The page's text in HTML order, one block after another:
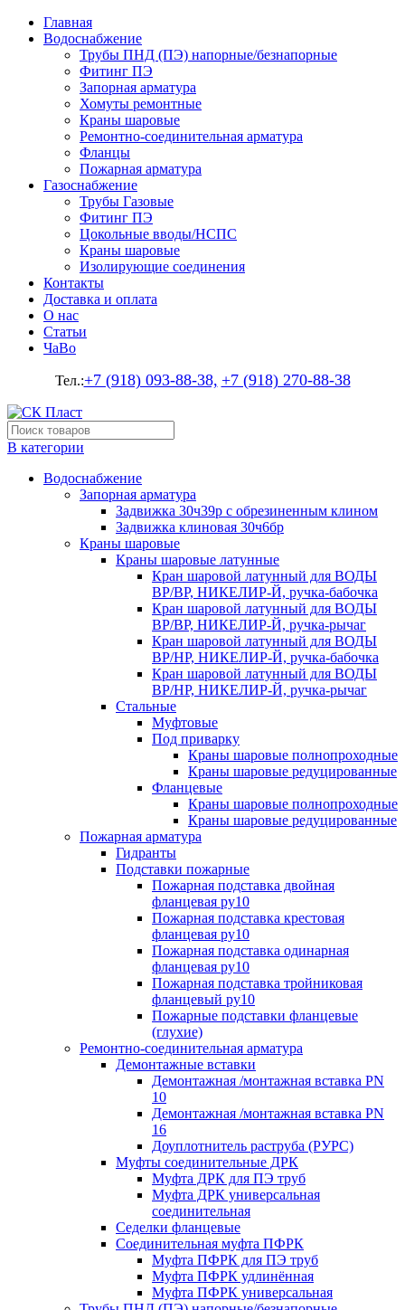
Главная
Водоснабжение
Трубы ПНД (ПЭ) напорные/безнапорные
Фитинг ПЭ
Запорная арматура
Хомуты ремонтные
Краны шаровые
Ремонтно-соединительная арматура
Фланцы
Пожарная арматура
Газоснабжение
Трубы Газовые
Фитинг ПЭ
Цокольные вводы/НСПС
Краны шаровые
Изолирующие соединения
Контакты
Доставка и оплата
О нас
Статьи
ЧаВо
Тел.:+7 (918) 093-88-38, +7 (918) 270-88-38
В категории
Водоснабжение
Запорная арматура
Задвижка 30ч39р с обрезиненным клином
Задвижка клиновая 30ч6бр
Краны шаровые
Краны шаровые латунные
Кран шаровой латунный для ВОДЫ
ВР/ВР, НИКЕЛИР-Й, ручка-бабочка
Кран шаровой латунный для ВОДЫ
ВР/ВР, НИКЕЛИР-Й, ручка-рычаг
Кран шаровой латунный для ВОДЫ
ВР/НР, НИКЕЛИР-Й, ручка-бабочка
Кран шаровой латунный для ВОДЫ
ВР/НР, НИКЕЛИР-Й, ручка-рычаг
Стальные
Муфтовые
Под приварку
Краны шаровые полнопроходные
Краны шаровые редуцированные
Фланцевые
Краны шаровые полнопроходные
Краны шаровые редуцированные
Пожарная арматура
Гидранты
Подставки пожарные
Пожарная подставка двойная
фланцевая ру10
Пожарная подставка крестовая
фланцевая ру10
Пожарная подставка одинарная
фланцевая ру10
Пожарная подставка тройниковая
фланцевый ру10
Пожарные подставки фланцевые
(глухие)
Ремонтно-соединительная арматура
Демонтажные вставки
Демонтажная /монтажная вставка PN
10
Демонтажная /монтажная вставка PN
16
Доуплотнитель раструба (РУРС)
Муфты соединительные ДРК
Муфта ДРК для ПЭ труб
Муфта ДРК универсальная
соединительная
Седелки фланцевые
Соединительная муфта ПФРК
Муфта ПФРК для ПЭ труб
Муфта ПФРК удлинённая
Муфта ПФРК универсальная